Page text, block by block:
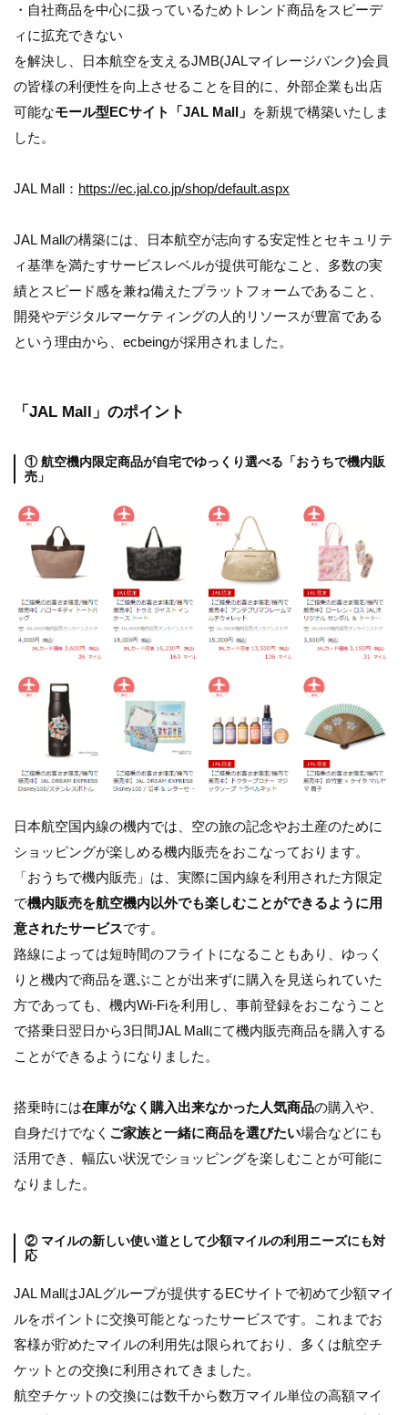
・自社商品を中心に扱っているためトレンド商品をスピーデ
ィに拡充できない
を解決し、日本航空を支えるJMB(JALマイレージバンク)会員
の皆様の利便性を向上させることを目的に、外部企業も出店
可能なモール型ECサイト「JAL Mall」 を新規で構築いたしま
した。
JAL Mall： https://ec.jal.co.jp/shop/default.aspx
JAL Mallの構築には、日本航空が志向する安定性とセキュリテ
ィ基準を満たすサービスレベルが提供可能なこと、多数の実
績とスピード感を兼ね備えたプラットフォームであること、
開発やデジタルマーケティングの人的リソースが豊富である
という理由から、ecbeingが採用されました。
「JAL Mall」のポイント
① 航空機内限定商品が自宅でゆっくり選べる「おうちで機内販
売」
日本航空国内線の機内では、空の旅の記念やお土産のために
ショッピングが楽しめる機内販売をおこなっております。
「おうちで機内販売」は、実際に国内線を利用された方限定
で機内販売を航空機内以外でも楽しむことができるように用
意されたサービスです。
路線によっては短時間のフライトになることもあり、ゆっく
りと機内で商品を選ぶことが出来ずに購入を見送られていた
方であっても、機内Wi-Fiを利用し、事前登録をおこなうこと
で搭乗日翌日から3日間JAL Mallにて機内販売商品を購入する
ことができるようになりました。
搭乗時には在庫がなく購入出来なかった人気商品の購入や、
自身だけでなく ご家族と一緒に商品を選びたい場合などにも
活用でき、幅広い状況でショッピングを楽しむことが可能に
なりました。
② マイルの新しい使い道として少額マイルの利用ニーズにも対
応
JAL MallはJALグループが提供するECサイトで初めて少額マイ
ルをポイントに交換可能となったサービスです。これまでお
客様が貯めたマイルの利用先は限られており、多くは航空チ
ケットとの交換に利用されてきました。
航空チケットの交換には数千から数万マイル単位の高額マイ